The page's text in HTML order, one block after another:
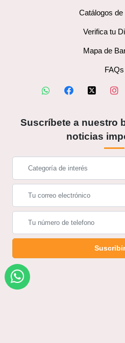
Catálogos
Verifica tu
Mapa de
FAQs
Suscríbete a nuestro
noticias